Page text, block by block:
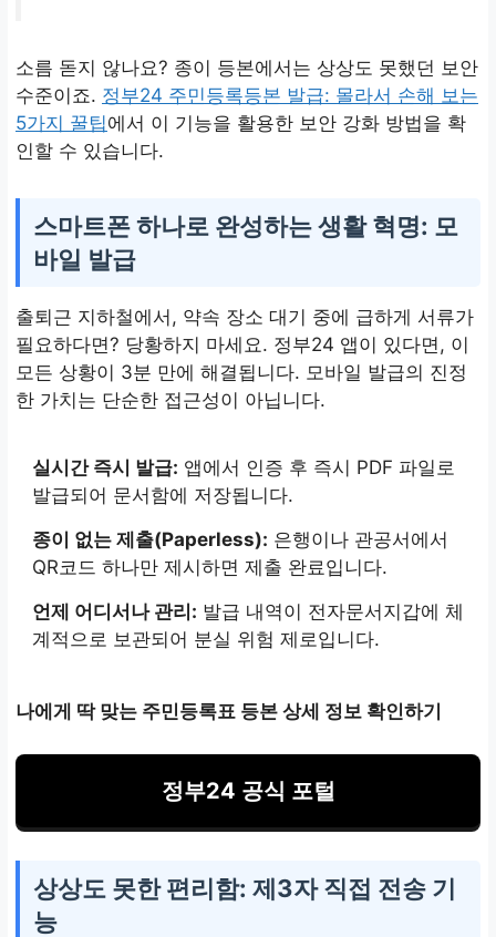
소름 돋지 않나요? 종이 등본에서는 상상도 못했던 보안
수준이죠. 정부24 주민등록등본 발급: 몰라서 손해 보는
5가지 꿀팁에서 이 기능을 활용한 보안 강화 방법을 확
인할 수 있습니다.
스마트폰 하나로 완성하는 생활 혁명: 모
바일 발급
출퇴근 지하철에서, 약속 장소 대기 중에 급하게 서류가
필요하다면? 당황하지 마세요. 정부24 앱이 있다면, 이
모든 상황이 3분 만에 해결됩니다. 모바일 발급의 진정
한 가치는 단순한 접근성이 아닙니다.
실시간 즉시 발급: 앱에서 인증 후 즉시 PDF 파일로
발급되어 문서함에 저장됩니다.
종이 없는 제출(Paperless): 은행이나 관공서에서
QR코드 하나만 제시하면 제출 완료입니다.
언제 어디서나 관리: 발급 내역이 전자문서지갑에 체
계적으로 보관되어 분실 위험 제로입니다.
나에게 딱 맞는 주민등록표 등본 상세 정보 확인하기
정부24 공식 포털
상상도 못한 편리함: 제3자 직접 전송 기
능